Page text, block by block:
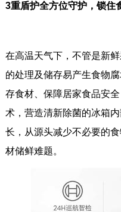
3重盾护全方位守护，锁住
在高温天气下，不管是新
的处理及储存易产生食物
存食材、保障居家食品安
术，营造清新除菌的冰箱
长，从源头减少不必要的
材储鲜难题。